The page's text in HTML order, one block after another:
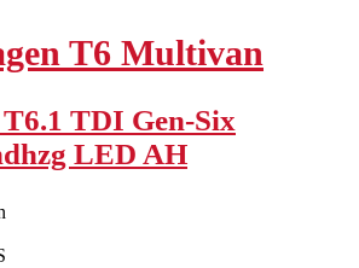
T6 Multivan
TDI Gen-Six
LED AH